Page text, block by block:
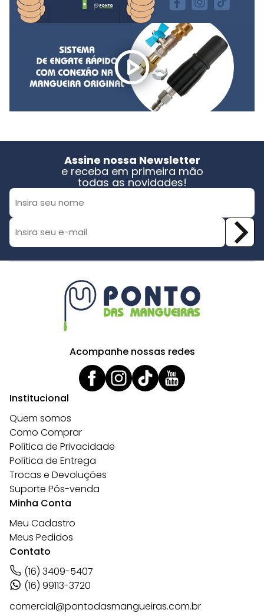
Assine nossa Newsletter
e receba em primeira mão
todas as novidades!
Acompanhe nossas redes
Institucional
Quem somos
Como Comprar
Política de Privacidade
Política de Entrega
Trocas e Devoluções
Suporte Pós-venda
Minha Conta
Meu Cadastro
Meus Pedidos
Contato
(16) 3409-5407
(16) 99113-3720
comercial@pontodasmangueiras.com.br